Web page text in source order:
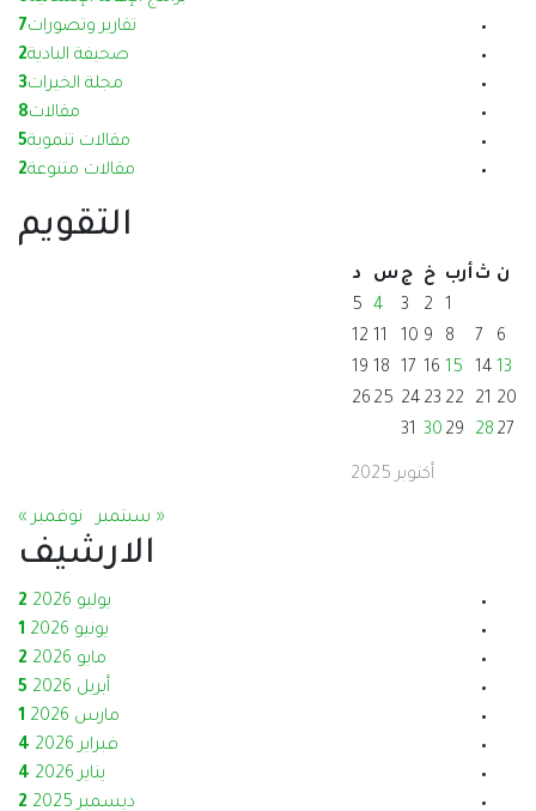
تقارير وتصورات7
صحيفة البادية2
مجلة الخيرات3
مقالات8
مقالات تنموية5
مقالات متنوعة2
التقويم
أكتوبر 2025
ن ث أرب خ ج س
د
1
2
3
4
5
6
7
8
9
10
11
12
13
14
15
16
17
18
19
20
21
22
23
24
25
26
27
28
29
30
31
« سبتمبر نوفمبر »
الارشيف
يوليو 2026
2
يونيو 2026
1
مايو 2026
2
أبريل 2026
5
مارس 2026
1
فبراير 2026
4
يناير 2026
4
ديسمبر 2025
2